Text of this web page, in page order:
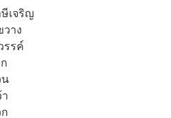
เจริญ
าง
รรค์